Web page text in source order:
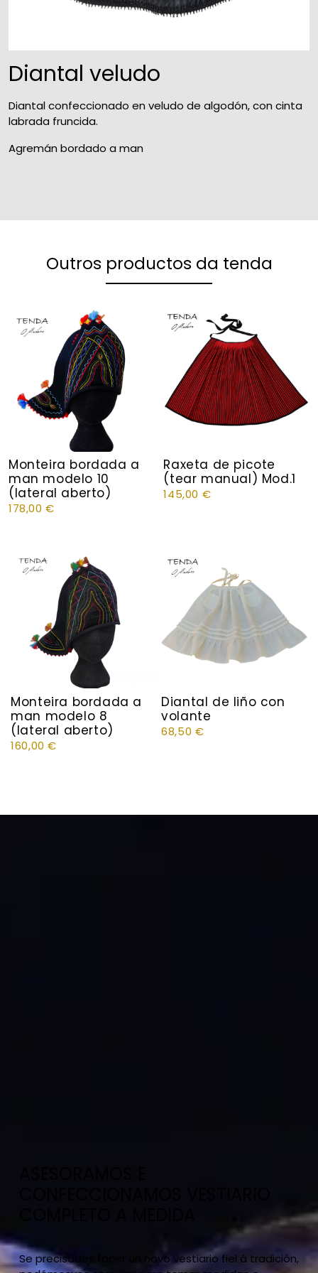
Diantal veludo
Diantal confeccionado en veludo de algodón, con cinta
labrada fruncida.
Agremán bordado a man
Outros productos da tenda
Monteira bordada a
man modelo 10
(lateral aberto)
178,00€
Raxeta de picote
(tear manual) Mod.1
145,00 €
Monteira bordada a
man modelo 8
(lateral aberto)
160,00€
Diantal de liño con
volante
68,50 €
Se precisades facer un novo vestiario fiel á tradición,